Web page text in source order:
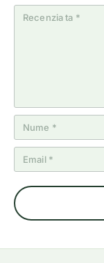
n 5
st
el
5
st
el
5
st
el
5
st
el